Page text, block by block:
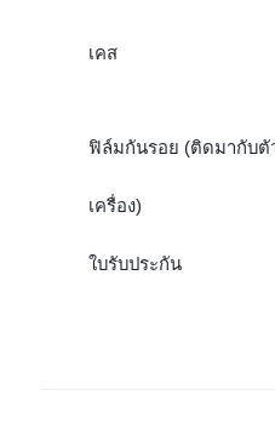
เคส
ฟิล์มกันรอย (ติดมากับตั
เครื่อง)
ใบรับประกัน